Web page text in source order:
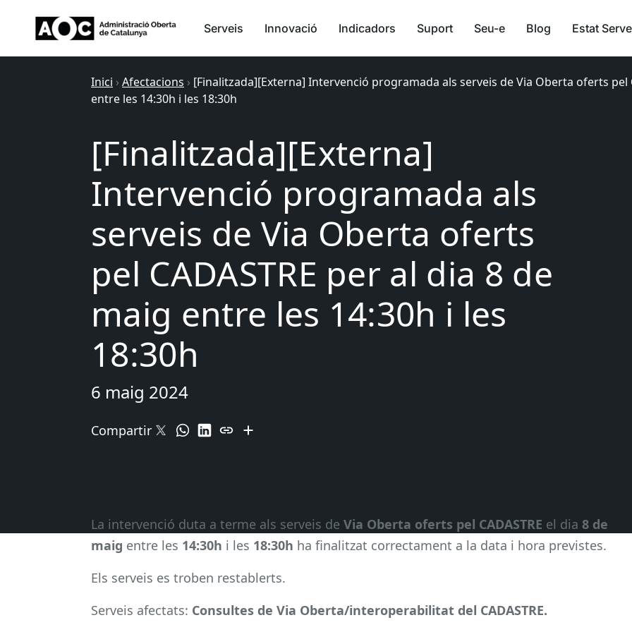
Serveis Innovació Indicadors Suport Seu-e Blog Estat
Inici › Afectacions › [Finalitzada][Externa] Intervenció programada als serveis de Via Oberta oferts pel
entre les 14:30h i les 18:30h
[Finalitzada][Externa]
Intervenció programada als
serveis de Via Oberta oferts
pel CADASTRE per al dia 8 de
maig entre les 14:30h i les
18:30h
6 maig 2024
Compartir
La intervenció duta a terme als serveis de Via Oberta oferts pel CADASTRE el dia 8 de
maig entre les 14:30h i les 18:30h ha finalitzat correctament a la data i hora previstes.
Els serveis es troben restablerts.
Serveis afectats: Consultes de Via Oberta/interoperabilitat del CADASTRE.